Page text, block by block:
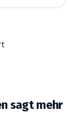
sagt mehr